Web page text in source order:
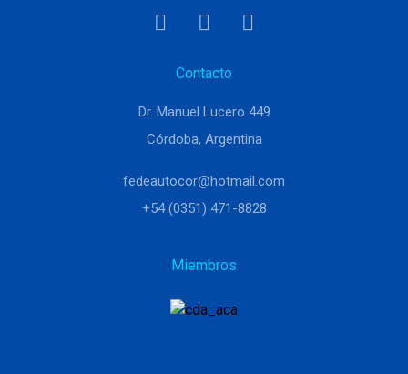
Contacto
Dr. Manuel Lucero 449
Córdoba, Argentina
fedeautocor@hotmail.com
+54 (0351) 471-8828
Miembros